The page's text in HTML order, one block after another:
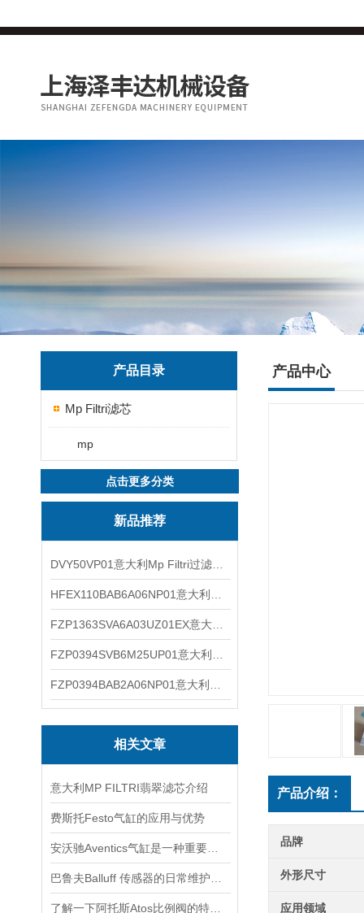
产品目录
Mp Filtri滤芯
mp
点击更多分类
新品推荐
相关文章
意大利MP FILTRI翡翠滤芯介绍
费斯托Festo气缸的应用与优势
产品中心
产品介绍：
品牌
外形尺寸
应用领域